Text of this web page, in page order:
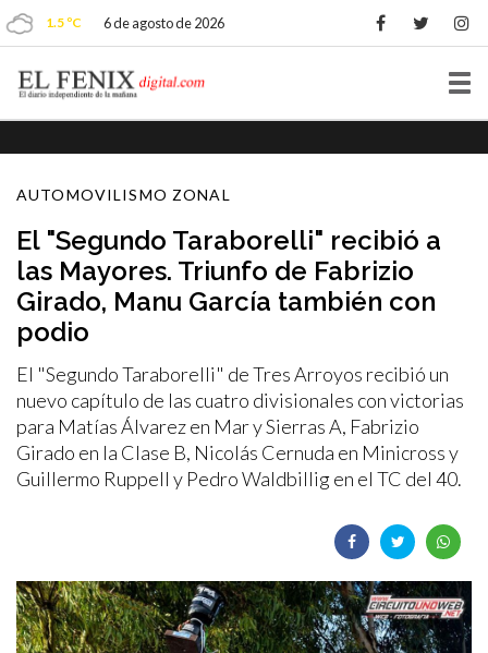
1.5 ºC 6 de agosto de 2026
AUTOMOVILISMO ZONAL
El "Segundo Taraborelli" recibió a
las Mayores. Triunfo de Fabrizio
Girado, Manu García también con
podio
El "Segundo Taraborelli" de Tres Arroyos recibió un
nuevo capítulo de las cuatro divisionales con victorias
para Matías Álvarez en Mar y Sierras A, Fabrizio
Girado en la Clase B, Nicolás Cernuda en Minicross y
Guillermo Ruppell y Pedro Waldbillig en el TC del 40.